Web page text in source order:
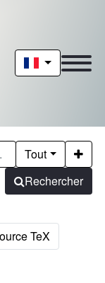
Tout
Rechercher